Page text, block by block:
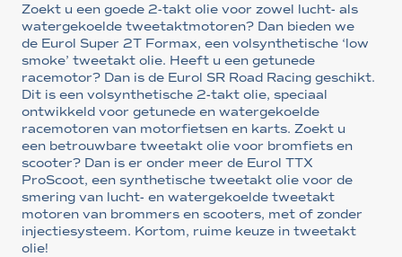
Zoekt u een goede 2-takt olie voor zowel lucht- als
watergekoelde tweetaktmotoren? Dan bieden we
de Eurol Super 2T Formax, een volsynthetische ‘low
smoke’ tweetakt olie. Heeft u een getunede
racemotor? Dan is de Eurol SR Road Racing geschikt.
Dit is een volsynthetische 2-takt olie, speciaal
ontwikkeld voor getunede en watergekoelde
racemotoren van motorfietsen en karts. Zoekt u
een betrouwbare tweetakt olie voor bromfiets en
scooter? Dan is er onder meer de Eurol TTX
ProScoot, een synthetische tweetakt olie voor de
smering van lucht- en watergekoelde tweetakt
motoren van brommers en scooters, met of zonder
injectiesysteem. Kortom, ruime keuze in tweetakt
olie!